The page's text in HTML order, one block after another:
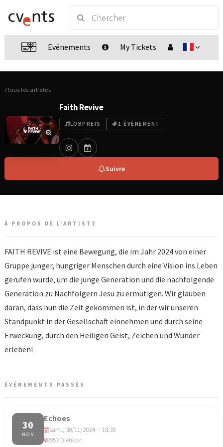
Evénements My Tickets
Tous les artistes
Faith Revive
LOBPREIS 1 ÉVÉNEMENT
Suivre
À PROPOS DE L'ARTISTE
FAITH REVIVE ist eine Bewegung, die im Jahr 2024 von einer
Gruppe junger, hungriger Menschen durch eine Vision ins Leben
gerufen wurde, um die junge Generation und die nachfolgende
Generation zu Nachfolgern Jesu zu ermutigen. Wir glauben
daran, dass nun die Zeit gekommen ist, in der wir unseren
Standpunkt in der Gesellschaft einnehmen und durch seine
Erweckung, durch den Heiligen Geist, Zeichen und Wunder
erleben!
ÉVÉNEMENTS PASSÉS
30
NOV
Echoes
sam., 30/11/2024 · 18:30
8953 Dietikon